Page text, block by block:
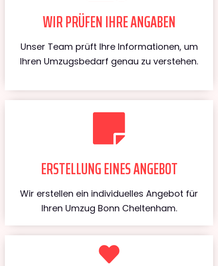
WIR PRÜFEN IHRE ANGABEN
Unser Team prüft Ihre Informationen, um
Ihren Umzugsbedarf genau zu verstehen.
ERSTELLUNG EINES ANGEBOT
Wir erstellen ein individuelles Angebot für
Ihren Umzug Bonn Cheltenham.